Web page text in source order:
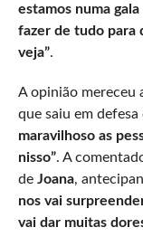
estamos numa
fazer de tudo para
veja”.
A opinião mereceu
que saiu em
maravilhoso as
nisso”. A
de Joana,
nos vai
vai dar muitas